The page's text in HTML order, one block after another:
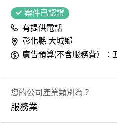
案件已認證
有提供電話
彰化縣 大城鄉
廣告預算(不含服務費）：
您的公司產業類別為？
服務業